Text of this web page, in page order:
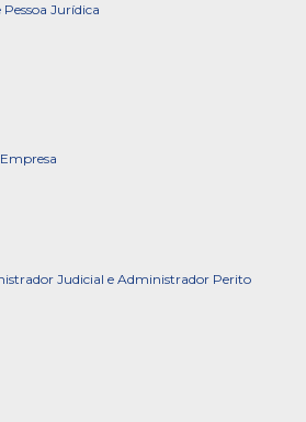
Jurídica
Judicial e Administrador Perito